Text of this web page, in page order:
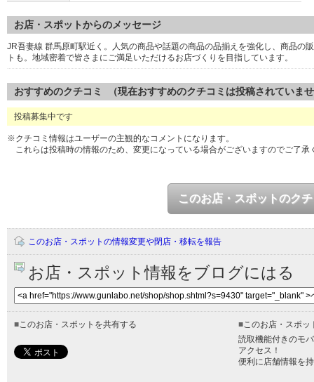
お店・スポットからのメッセージ
JR吾妻線 群馬原町駅近く。人気の商品や話題の商品の品揃えを強化し、商品の
トも。地域密着で皆さまにご満足いただけるお店づくりを目指しています。
おすすめのクチコミ （現在おすすめのクチコミは投稿されていま
投稿募集中です
※クチコミ情報はユーザーの主観的なコメントになります。
これらは投稿時の情報のため、変更になっている場合がございますのでご了承
このお店・スポットのク
このお店・スポットの情報変更や閉店・移転を報告
お店・スポット情報をブログにはる
■このお店・スポットを共有する ■このお店・スポッ
読取機能付きのモ
アクセス！
便利に店舗情報を